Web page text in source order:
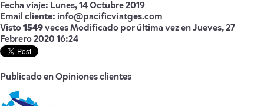
Fecha viaje: Lunes, 14 Octubre 2019
Email cliente: info@pacificviatges.com
Visto1549vecesModificado por última vez en Jueves, 27
Febrero 2020 16:24
Publicado enOpiniones clientes